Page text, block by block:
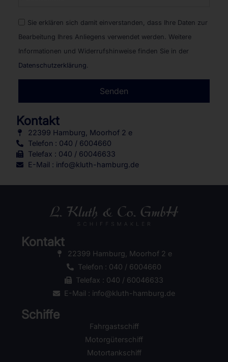
Sie erklären sich damit einverstanden, dass Ihre Daten zur
Bearbeitung Ihres Anliegens verwendet werden. Weitere
Informationen und Widerrufshinweise finden Sie in der
Datenschutzerklärung.
Senden
Kontakt
22399 Hamburg, Moorhof 2 e
Telefon : 040 / 6004660
Telefax : 040 / 60046633
E-Mail : info@kluth-hamburg.de
Kontakt
22399 Hamburg, Moorhof 2 e
Telefon : 040 / 6004660
Telefax : 040 / 60046633
E-Mail : info@kluth-hamburg.de
Schiffe
Fahrgastschiff
Motorgüterschiff
Motortankschiff